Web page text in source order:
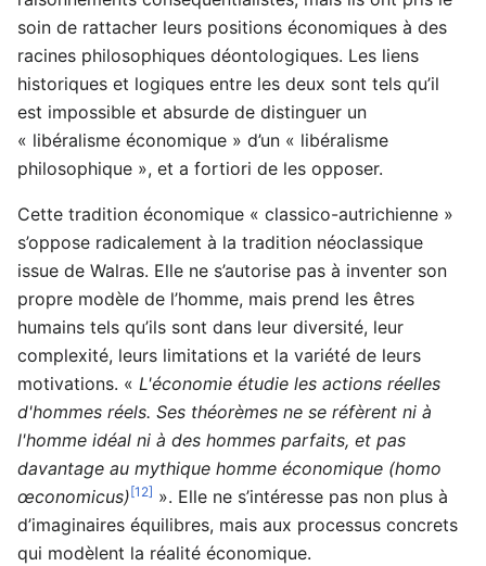
soin de rattacher leurs positions économiques à des
racines philosophiques déontologiques. Les liens
historiques et logiques entre les deux sont tels qu’il
est impossible et absurde de distinguer un
« libéralisme économique » d’un « libéralisme
philosophique », et a fortiori de les opposer.
Cette tradition économique « classico-autrichienne »
s’oppose radicalement à la tradition néoclassique
issue de Walras. Elle ne s’autorise pas à inventer son
propre modèle de l’homme, mais prend les êtres
humains tels qu’ils sont dans leur diversité, leur
complexité, leurs limitations et la variété de leurs
motivations. « L'économie étudie les actions réelles
d'hommes réels. Ses théorèmes ne se réfèrent ni à
l'homme idéal ni à des hommes parfaits, et pas
davantage au mythique homme économique (homo
œconomicus)[12] ». Elle ne s’intéresse pas non plus à
d’imaginaires équilibres, mais aux processus concrets
qui modèlent la réalité économique.